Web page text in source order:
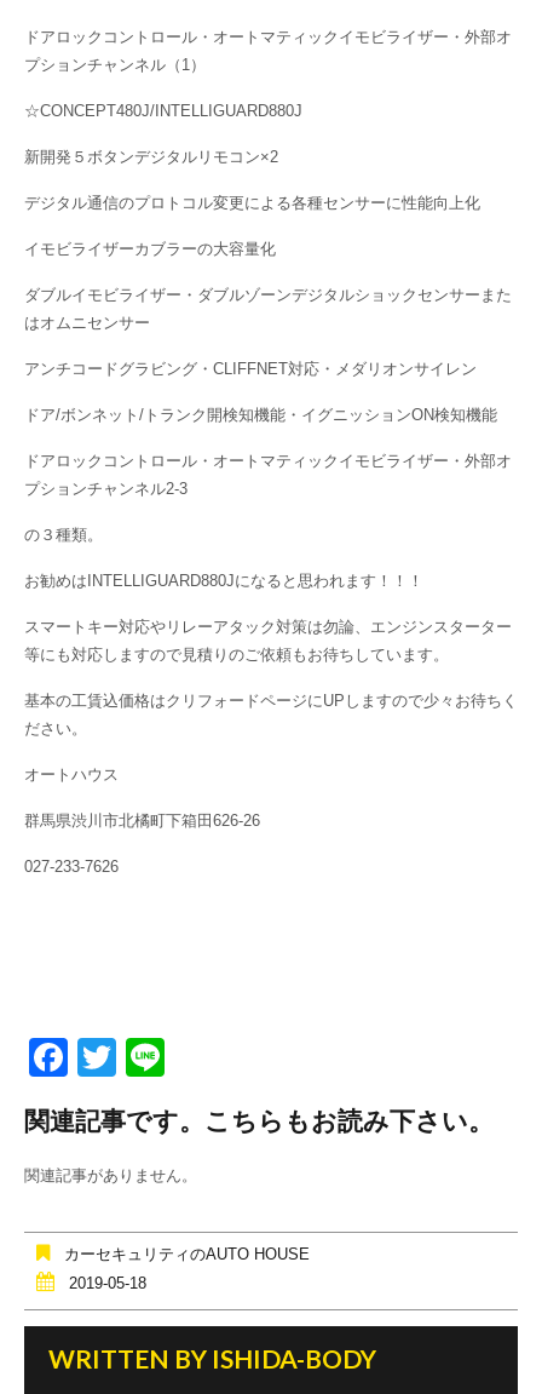
ドアロックコントロール・オートマティックイモビライザー・外部オ
プションチャンネル（1）
☆CONCEPT480J/INTELLIGUARD880J
新開発５ボタンデジタルリモコン×2
デジタル通信のプロトコル変更による各種センサーに性能向上化
イモビライザーカブラーの大容量化
ダブルイモビライザー・ダブルゾーンデジタルショックセンサーまた
はオムニセンサー
アンチコードグラビング・CLIFFNET対応・メダリオンサイレン
ドア/ボンネット/トランク開検知機能・イグニッションON検知機能
ドアロックコントロール・オートマティックイモビライザー・外部オ
プションチャンネル2-3
の３種類。
お勧めはINTELLIGUARD880Jになると思われます！！！
スマートキー対応やリレーアタック対策は勿論、エンジンスターター
等にも対応しますので見積りのご依頼もお待ちしています。
基本の工賃込価格はクリフォードページにUPしますので少々お待ちく
ださい。
オートハウス
群馬県渋川市北橘町下箱田626-26
027-233-7626
F
a
c
e
o
o
k
T
tt
er
e
関連記事です。こちらもお読み下さい。
関連記事がありません。
カーセキュリティのAUTO HOUSE
2019-05-18
WRITTEN BY ISHIDA-BODY